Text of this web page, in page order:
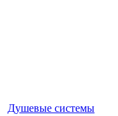
Душевые системы